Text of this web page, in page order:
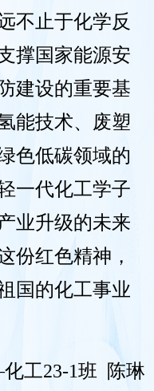
不止于化学反
撑国家能源安
建设的重要基
能技术、废塑
色低碳领域的
一代化工学子
业升级的未来
份红色精神，
国的化工事业
工23-1班 陈琳